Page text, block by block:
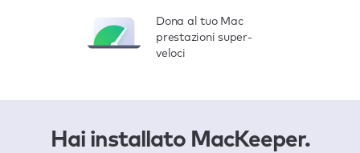
Dona al tuo Mac
prestazioni super-
veloci
Hai installato MacKeeper.